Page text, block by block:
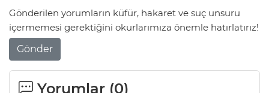
Gönderilen yorumların küfür, hakaret ve suç unsuru
içermemesi gerektiğini okurlarımıza önemle hatırlatırız!
Gönder
Yorumlar (0)